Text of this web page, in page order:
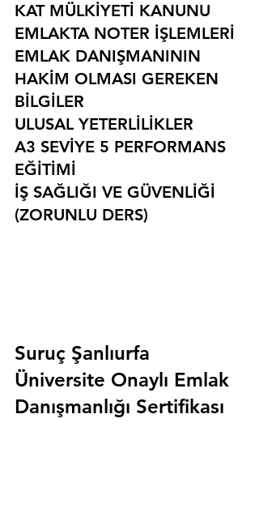
KAT MÜLKİYETİ KANUNU
EMLAKTA NOTER İŞLEMLERİ
EMLAK DANIŞMANININ
HAKİM OLMASI GEREKEN
BİLGİLER
ULUSAL YETERLİLİKLER
A3 SEVİYE 5 PERFORMANS
EĞİTİMİ
İŞ SAĞLIĞI VE GÜVENLİĞİ
(ZORUNLU DERS)
Suruç Şanlıurfa
Üniversite Onaylı Emlak
Danışmanlığı Sertifikası